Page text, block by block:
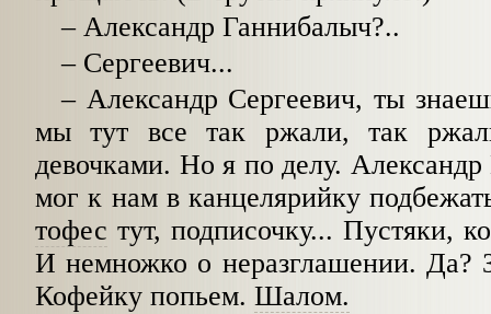
–Александр Ганнибалыч?..
–Сергеевич...
–Александр Сергеевич, ты
мы тут все так ржали, так
девочками. Но я по делу.
мог к нам в канцелярийку
тофес тут, подписочку... Пустяки,
И немножко о неразглашении. Да?
Кофейку попьем. Шалом.